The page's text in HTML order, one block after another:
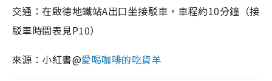
交通：在啟德地鐵站A出口坐接駁車，車程約10分鐘（接
駁車時間表見P10）
來源：小紅書@愛喝咖啡的吃貨羊